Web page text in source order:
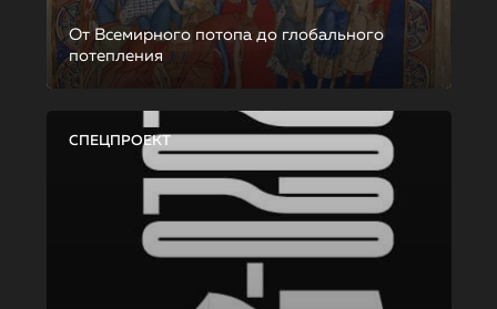
От Всемирного потопа до глобального
потепления
СПЕЦПРОЕКТ